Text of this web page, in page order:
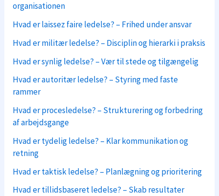
organisationen
Hvad er laissez faire ledelse? – Frihed under ansvar
Hvad er militær ledelse? – Disciplin og hierarki i praksis
Hvad er synlig ledelse? – Vær til stede og tilgængelig
Hvad er autoritær ledelse? – Styring med faste
rammer
Hvad er procesledelse? – Strukturering og forbedring
af arbejdsgange
Hvad er tydelig ledelse? – Klar kommunikation og
retning
Hvad er taktisk ledelse? – Planlægning og prioritering
Hvad er tillidsbaseret ledelse? – Skab resultater